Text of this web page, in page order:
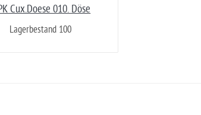
Cux.Doese 010. Döse
Lagerbestand 100